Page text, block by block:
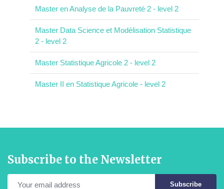
Master en Analyse de la Pauvreté 2 - level 2
Master Data Science et Modélisation Statistique
2 - level 2
Master Statistique Agricole 2 - level 2
Master II en Statistique Agricole - level 2
Subscribe to the Newsletter
Subscribe